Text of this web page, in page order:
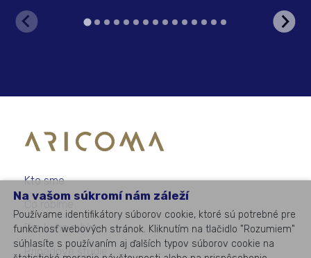
Na vašom súkromí nám záleží
Používame identifikátory súborov cookie, ktoré sú potrebné pre
funkčnosť webových stránok. Kliknutím na tlačidlo "Rozumiem"
súhlasíte s používaním aj ďalších typov súborov cookie na
Kto sme
Čo robíme
Pre koho robíme
Prípadové štúdie